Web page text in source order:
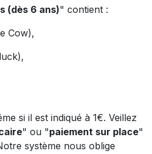
(dès 6 ans)" contient :
Cow),
si il est indiqué à 1€. Veillez
" ou "paiement sur place"
système nous oblige